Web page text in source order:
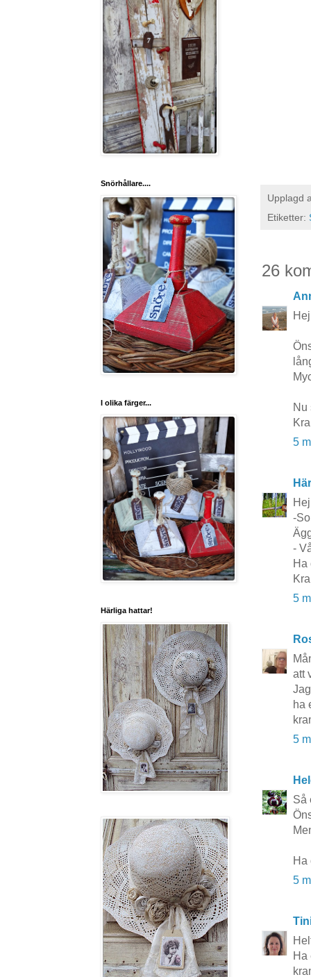
Upplagd
Etiketter:
26
Nu
5
-
-
Ha
5
att
ha
5
Så
Ha
5
Ha
Snörhållare....
I olika färger...
Härliga hattar!